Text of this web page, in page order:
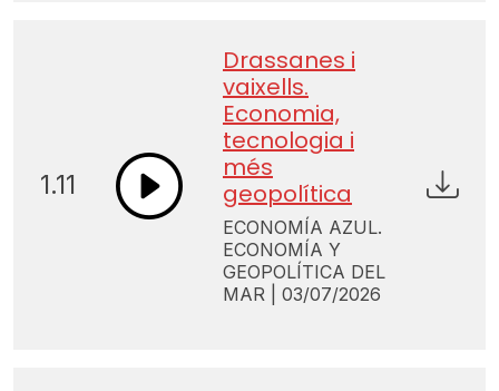
1.11
Drassanes i
vaixells.
Economia,
tecnologia i
més
geopolítica
ECONOMÍA AZUL.
ECONOMÍA Y
GEOPOLÍTICA DEL
MAR | 03/07/2026